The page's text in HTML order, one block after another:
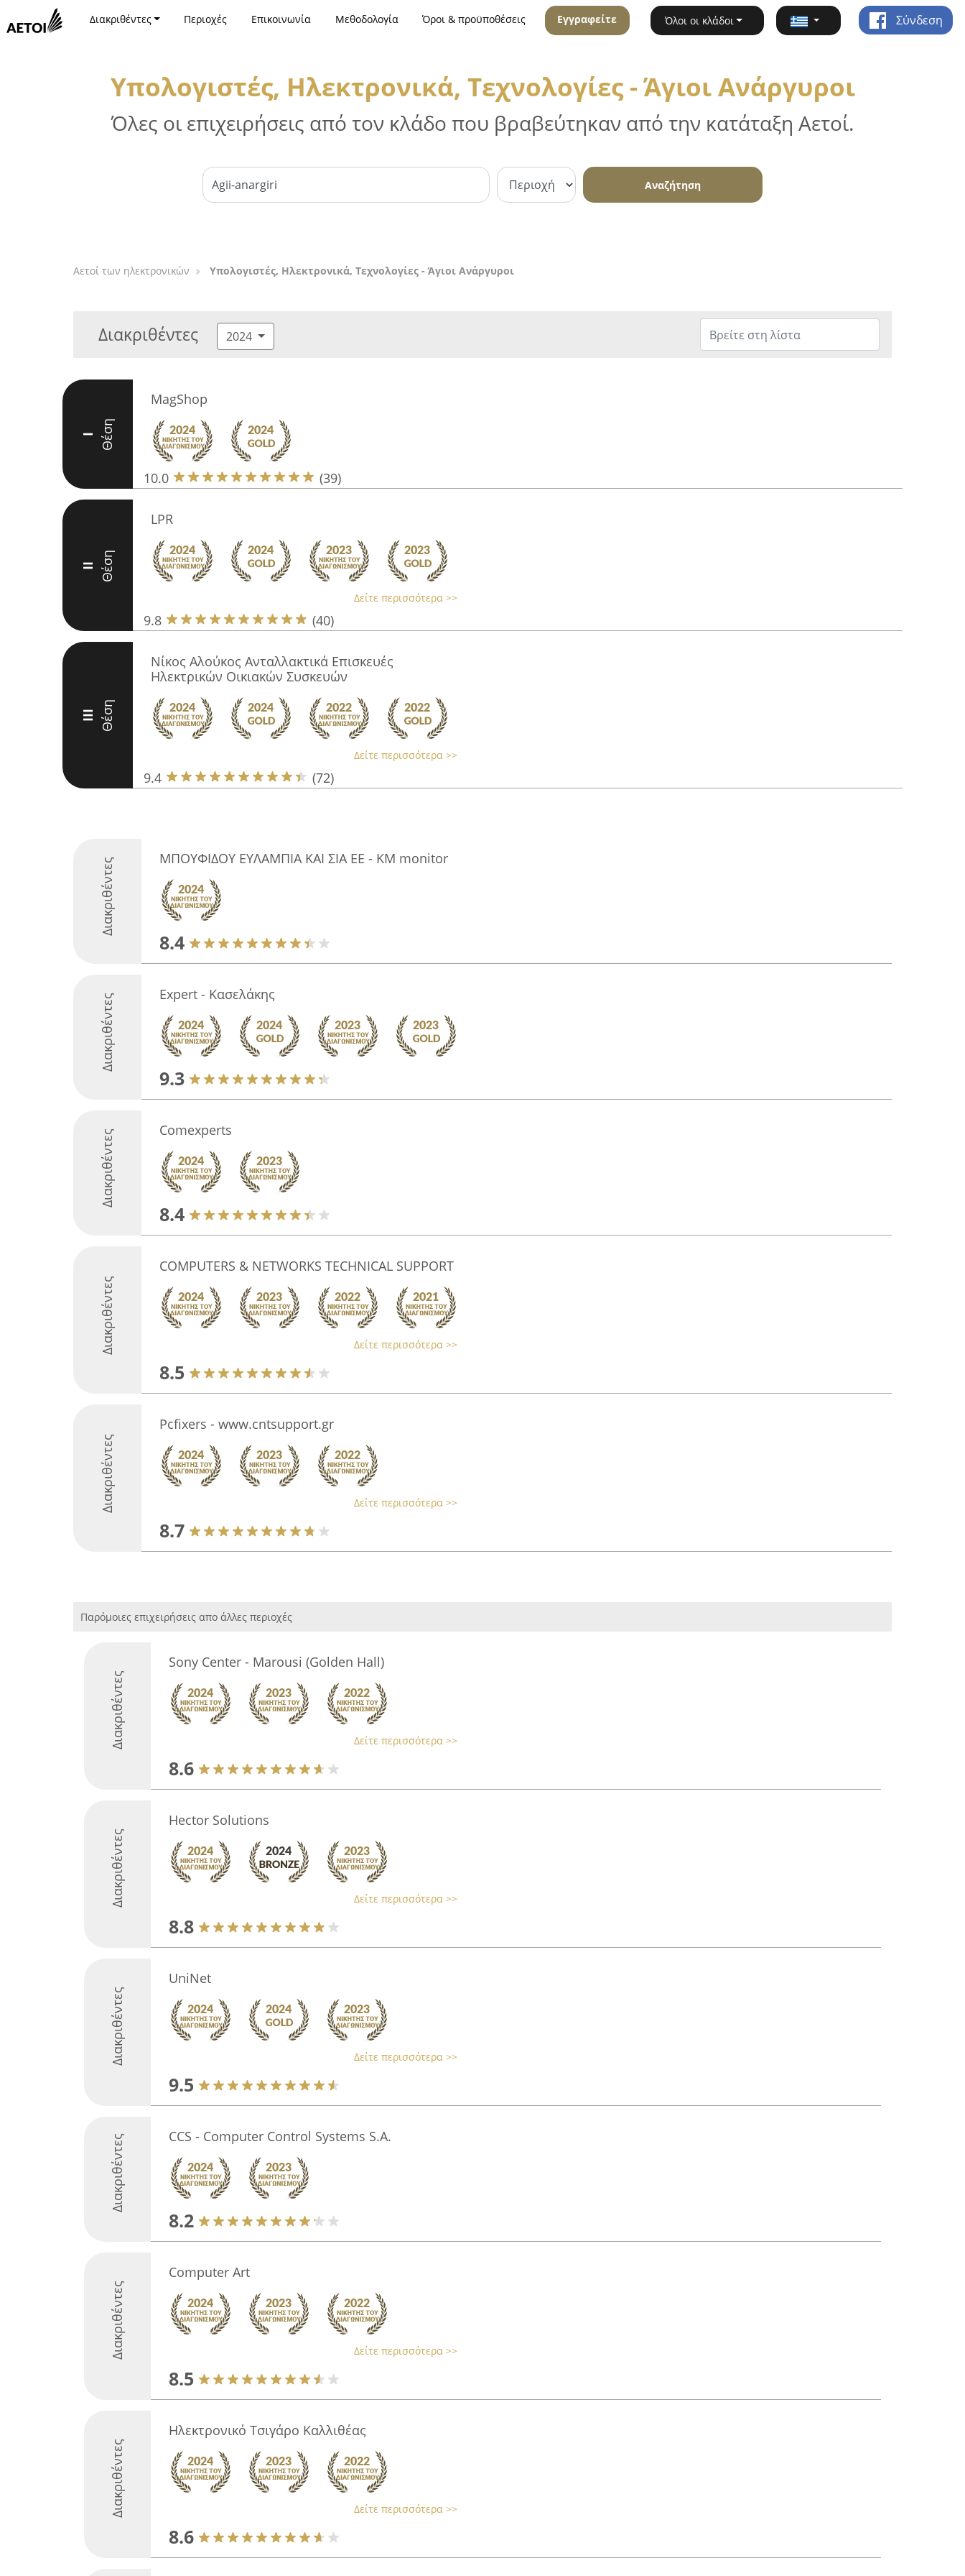
Διακριθέντες Περιοχές Επικοινωνία Μεθοδολογία Όροι & προϋποθέσεις Εγγραφείτε Όλοι οι κλάδοι Σύνδεση
Υπολογιστές, Ηλεκτρονικά, Τεχνολογίες - Άγιοι Ανάργυροι
Όλες οι επιχειρήσεις από τον κλάδο που βραβεύτηκαν από την κατάταξη Αετοί.
Αναζήτηση
Αετοί των ηλεκτρονικών Υπολογιστές, Ηλεκτρονικά, Τεχνολογίες - Άγιοι Ανάργυροι
Διακριθέντες 2024
I Θέση
MagShop
10.0 (39)
II Θέση
LPR
Δείτε περισσότερα >>
9.8 (40)
III Θέση
Νίκος Αλούκος Ανταλλακτικά Επισκευές
Ηλεκτρικών Οικιακών Συσκευών
Δείτε περισσότερα >>
9.4 (72)
Διακριθέντες ΜΠΟΥΦΙΔΟΥ ΕΥΛΑΜΠΙΑ ΚΑΙ ΣΙΑ ΕΕ - KM monitor
8.4
Διακριθέντες Expert - Κασελάκης
9.3
Διακριθέντες Comexperts
8.4
Διακριθέντες
COMPUTERS & NETWORKS TECHNICAL SUPPORT
Δείτε περισσότερα >>
8.5
Διακριθέντες
Pcfixers - www.cntsupport.gr
Δείτε περισσότερα >>
8.7
Παρόμοιες επιχειρήσεις απο άλλες περιοχές
Διακριθέντες
Sony Center - Marousi (Golden Hall)
Δείτε περισσότερα >>
8.6
Διακριθέντες
Hector Solutions
Δείτε περισσότερα >>
8.8
Διακριθέντες
UniNet
Δείτε περισσότερα >>
9.5
Διακριθέντες CCS - Computer Control Systems S.A.
8.2
Διακριθέντες
Computer Art
Δείτε περισσότερα >>
8.5
Διακριθέντες
Ηλεκτρονικό Τσιγάρο Καλλιθέας
Δείτε περισσότερα >>
8.6